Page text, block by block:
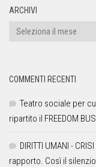
ARCHIVI
COMMENTI RECENTI
Teatro sociale per
ripartito il FREEDOM BUS
DIRITTI UMANI -
rapporto. Così il